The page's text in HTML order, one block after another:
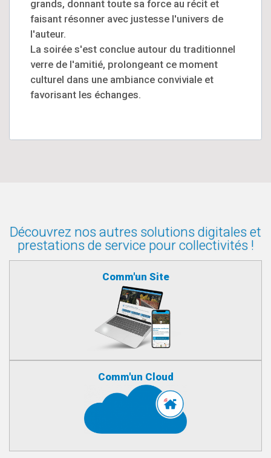
grands, donnant toute sa force au récit et
faisant résonner avec justesse l'univers de
l'auteur.
La soirée s'est conclue autour du traditionnel
verre de l'amitié, prolongeant ce moment
culturel dans une ambiance conviviale et
favorisant les échanges.
Découvrez nos autres solutions digitales et
prestations de service pour collectivités !
Comm'un Site
Comm'un Cloud